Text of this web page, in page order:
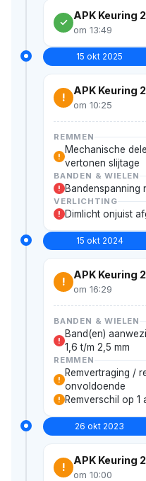
APK Keuring
om 13:49
15 okt 2025
!
APK Keuring
om 10:25
REMMEN
!
Mechanische
vertonen slijtage
BANDEN & WIELEN
! Bandenspanning
VERLICHTING
! Dimlicht onjuist
15 okt 2024
!
APK Keuring
om 16:29
BANDEN & WIELEN
!
Band(en)
1,6 t/m 2,5 mm
REMMEN
!
Remvertraging /
onvoldoende
! Remverschil op 1
26 okt 2023
!
APK Keuring
om 10:00